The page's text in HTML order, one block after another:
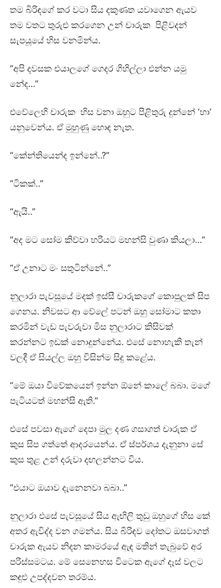
තම බිරිඳගේ කර වටා සිය දකුණත යවාගෙන ඇයව
තම වතට තුරුළු කරගෙන උන් චාරුක පිළිවදන්
සැපයූයේ හිස වනමින්ය.
“අපි දවසක එයාලගේ ගෙදර ගිහිල්ලා එන්න යමු
නේද…”
එවේලෙහි චාරුක හිස වනා ඔහුට පිළිතුරු දුන්නේ ‘හා’
යනුවෙන්ය. ඒ මුහුණු හොඳ නැත.
“කේන්තියෙන්ද ඉන්නේ..?”
“ටිකක්..”
“ඇයි..”
“අද මට සෝම කිව්වා හරියට මහන්සි වුණා කියලා…”
“ඒ උනාට මං සතුටින්නේ..”
නුලාරා පැවසූයේ මදක් ඉස්සී චාරුකගේ කොපුලක් සිප
ගෙනය. නිව⁣සට ආ වේලේ පටන් ඔහු සෝමාට කතා
කරමින් වැඩ පැවරුවා මිස නුලාරාට කිසිවක්
කරන්නට ඉඩක් නොදුන්නේය. එසේ නොහැකි තැන්
වලදී ඒ සියල්ල ඔහු විසින්ම සිදු කළේය.
“මේ ඔයා විවේකයෙන් ඉන්න ඕනේ කාලේ බබා. මගේ
පැටියටත් මහන්සි ඇති.”
එසේ පවසා ඇගේ දෙපා මුල දණ ගසාගත් චාරුක ඒ
කුස සිප ගත්තේ ආදරයෙන්ය. ඒ ස්පර්ශය දැනුනා සේ
කුස තුළ උන් දරුවා දඟලන්නට විය.
“එයාට ඔයාව දැනෙනවා බබා..”
නුලාරා එසේ පැවසූයේ සිය ඇඟිලි තුඩු ඔහුගේ හිස කේ
අතර ඇවිද්ද වන ගමන්ය. සිය බිරිඳව දෝතට ඔසවාගත්
චාරුක ඇයව නිදන කාමරයේ ඇඳ මතින් තැබුවේ අර
පරිස්සමටය. මේ සෙනෙහස විටෙක ඇගේ දෑස් වලට
කඳුළු උපද්දවන තරම්ය.